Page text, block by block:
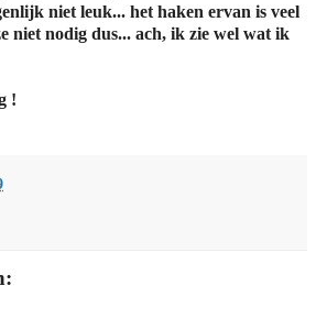
niet leuk... het haken ervan is veel
niet nodig dus... ach, ik zie wel wat ik
!